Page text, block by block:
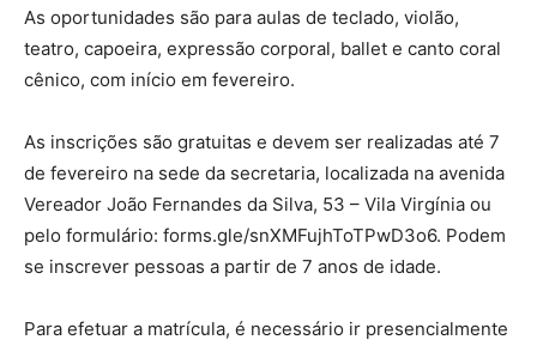
As oportunidades são para aulas de teclado, violão,
teatro, capoeira, expressão corporal, ballet e canto coral
cênico, com início em fevereiro.
As inscrições são gratuitas e devem ser realizadas até 7
de fevereiro na sede da secretaria, localizada na avenida
Vereador João Fernandes da Silva, 53 – Vila Virgínia ou
pelo formulário: forms.gle/snXMFujhToTPwD3o6. Podem
se inscrever pessoas a partir de 7 anos de idade.
Para efetuar a matrícula, é necessário ir presencialmente